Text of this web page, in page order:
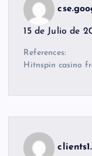
15 de Julio de
References:
Hitnspin casino